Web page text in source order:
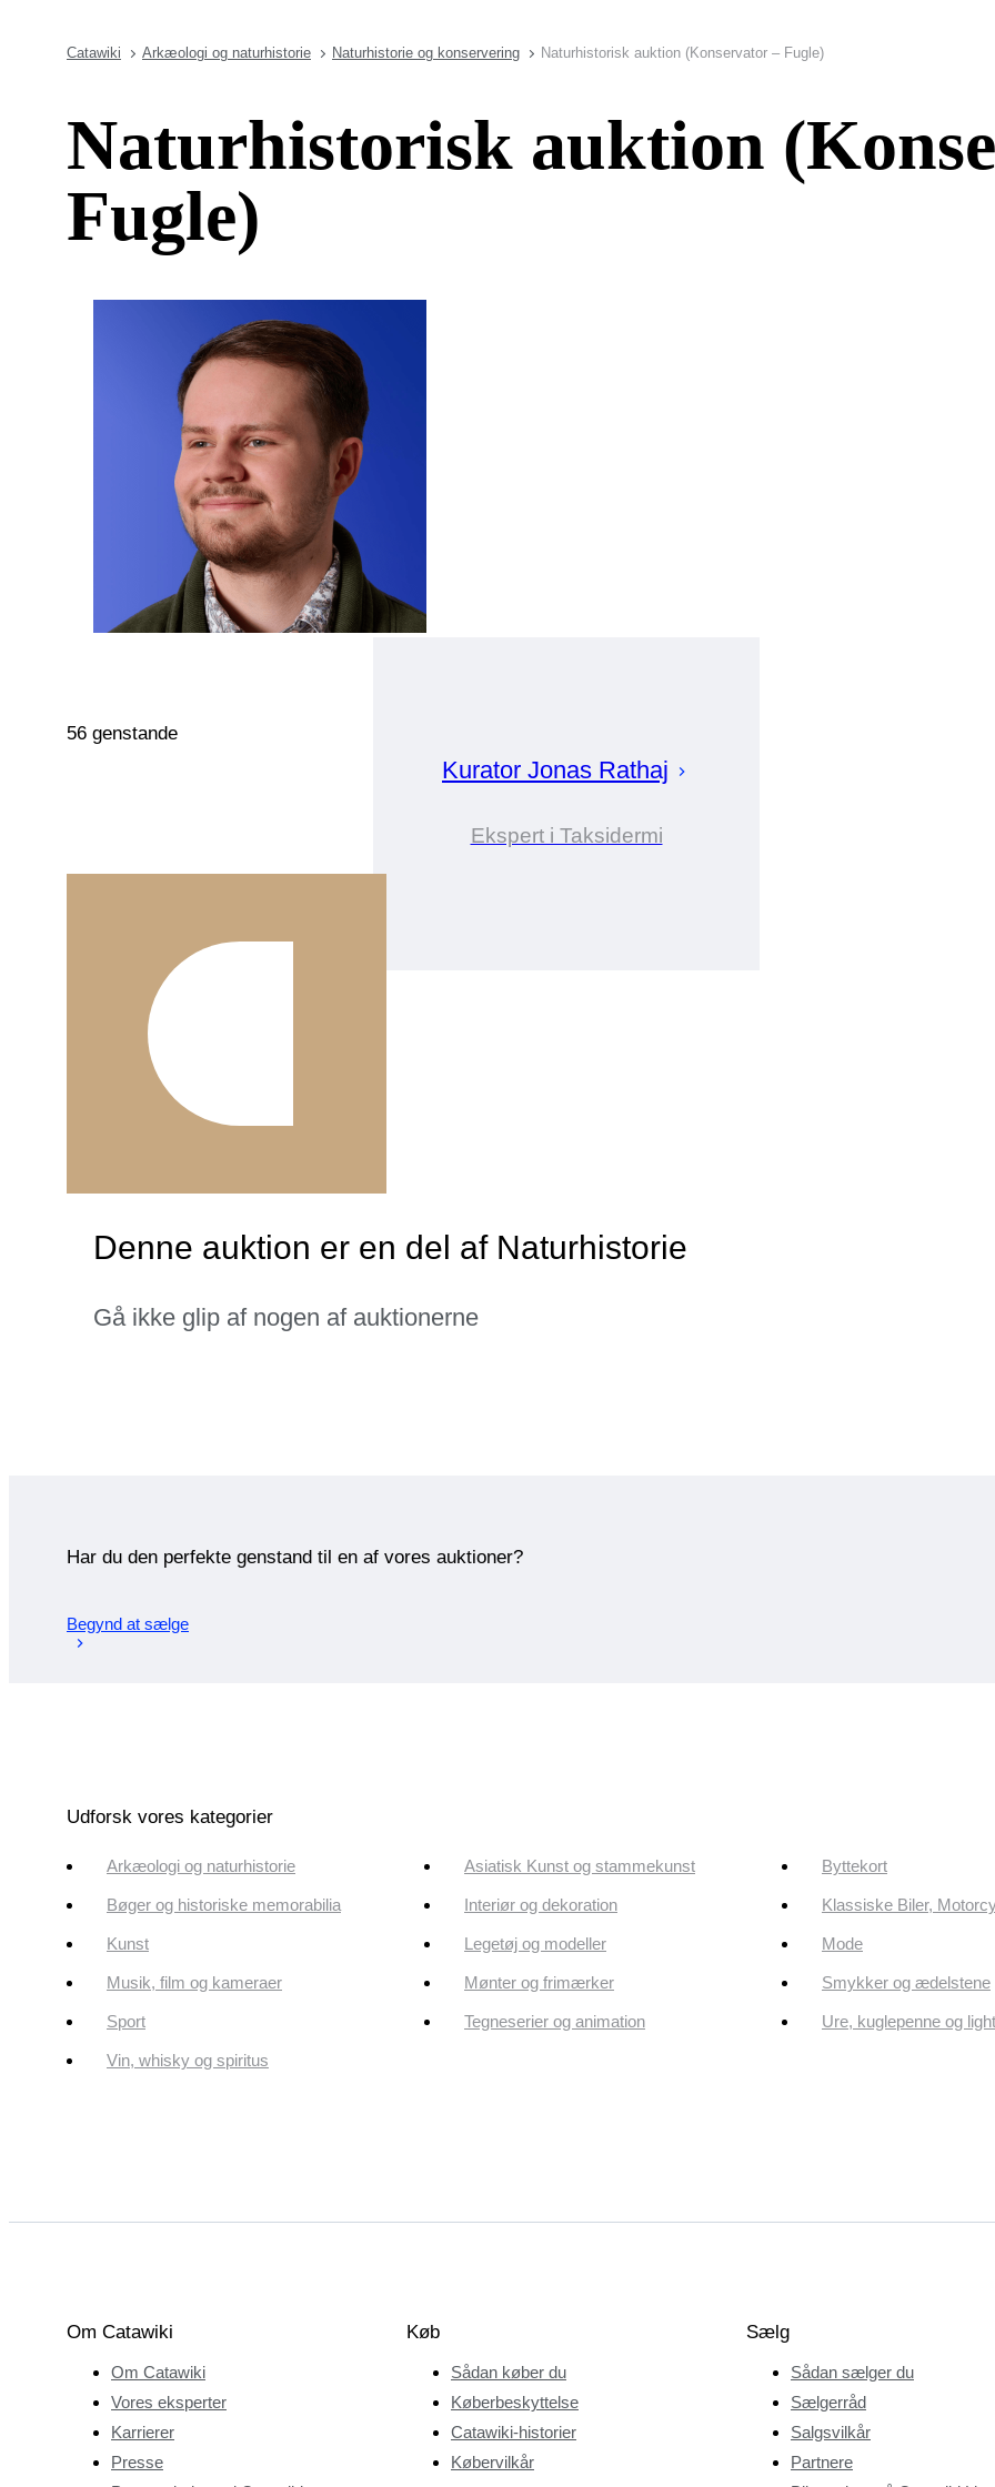
Catawiki Arkæologi og naturhistorie Naturhistorie og konservering Naturhistorisk auktion (Konservator – Fugle)
Naturhistorisk auktion
Fugle)
Kurator Jonas Rathaj
Ekspert i Taksidermi
56 genstande
Denne auktion er en del af Naturhistorie
Gå ikke glip af nogen af auktionerne
Har du den perfekte genstand til en af vores auktioner?
Begynd at sælge
Udforsk vores kategorier
Arkæologi og naturhistorie Asiatisk Kunst og stammekunst Byttekort
Bøger og historiske memorabilia Interiør og dekoration Klassiske Biler,
Kunst Legetøj og modeller Mode
Musik, film og kameraer Mønter og frimærker Smykker og ædelstene
Sport Tegneserier og animation Ure, kuglepenne og
Vin, whisky og spiritus
Om Catawiki
Om Catawiki
Vores eksperter
Karrierer
Presse
Køb
Sådan køber du
Køberbeskyttelse
Catawiki-historier
Købervilkår
Sælg
Sådan sælger du
Sælgerråd
Salgsvilkår
Partnere